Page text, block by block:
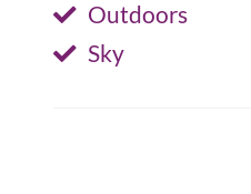
Outdoors
Sky